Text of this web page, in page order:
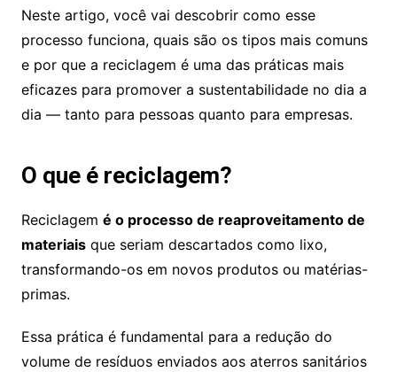
Neste artigo, você vai descobrir como esse
processo funciona, quais são os tipos mais comuns
e por que a reciclagem é uma das práticas mais
eficazes para promover a sustentabilidade no dia a
dia — tanto para pessoas quanto para empresas.
O que é reciclagem?
Reciclagem é o processo de reaproveitamento de
materiaisque seriam descartados como lixo,
transformando-os em novos produtos ou matérias-
primas.
Essa prática é fundamental para a redução do
volume de resíduos enviados aos aterros sanitários